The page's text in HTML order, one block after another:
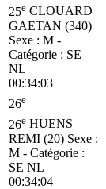
25e CLOUARD
GAETAN (340)
Sexe : M -
Catégorie : SE
NL
00:34:03
26e
26e HUENS
REMI (20) Sexe :
M - Catégorie :
SE NL
00:34:04